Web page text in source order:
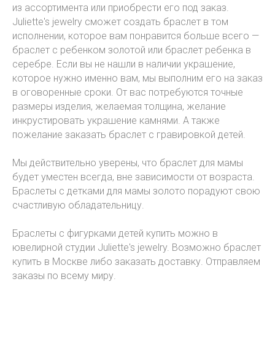
из ассортимента или приобрести его под заказ.
Juliette's jewelry сможет создать браслет в том
исполнении, которое вам понравится больше всего —
браслет с ребенком золотой или браслет ребенка в
серебре. Если вы не нашли в наличии украшение,
которое нужно именно вам, мы выполним его на заказ
в оговоренные сроки. От вас потребуются точные
размеры изделия, желаемая толщина, желание
инкрустировать украшение камнями. А также
пожелание заказать браслет с гравировкой детей.
Мы действительно уверены, что браслет для мамы
будет уместен всегда, вне зависимости от возраста.
Браслеты с детками для мамы золото порадуют свою
счастливую обладательницу.
Браслеты с фигурками детей купить можно в
ювелирной студии Juliette's jewelry. Возможно браслет
купить в Москве либо заказать доставку. Отправляем
заказы по всему миру.